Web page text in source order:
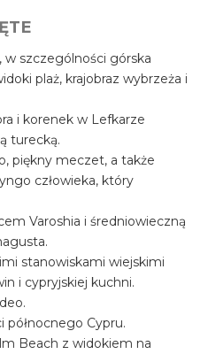
w szczególności górska
plaż, krajobraz wybrzeża i
i korenek w Lefkarze
turecką.
piękny meczet, a także
człowieka, który
Varoshia i średniowieczną
stanowiskami wiejskimi
i cypryjskiej kuchni.
północnego Cypru.
Beach z widokiem na